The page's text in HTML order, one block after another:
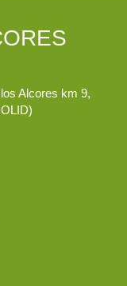
Alcores km 9,